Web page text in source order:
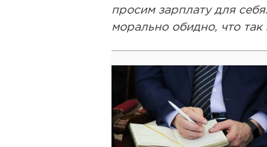
просим зарплату для
морально обидно, что так